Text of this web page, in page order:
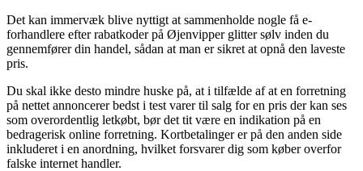
Det kan immervæk blive nyttigt at sammenholde nogle få e-
forhandlere efter rabatkoder på Øjenvipper glitter sølv inden du
gennemfører din handel, sådan at man er sikret at opnå den laveste
pris.
Du skal ikke desto mindre huske på, at i tilfælde af at en forretning
på nettet annoncerer bedst i test varer til salg for en pris der kan ses
som overordentlig letkøbt, bør det tit være en indikation på en
bedragerisk online forretning. Kortbetalinger er på den anden side
inkluderet i en anordning, hvilket forsvarer dig som køber overfor
falske internet handler.